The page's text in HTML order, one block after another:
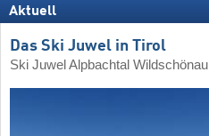
Aktuell
Das Ski Juwel in Tirol
Ski Juwel Alpbachtal Wildschönau